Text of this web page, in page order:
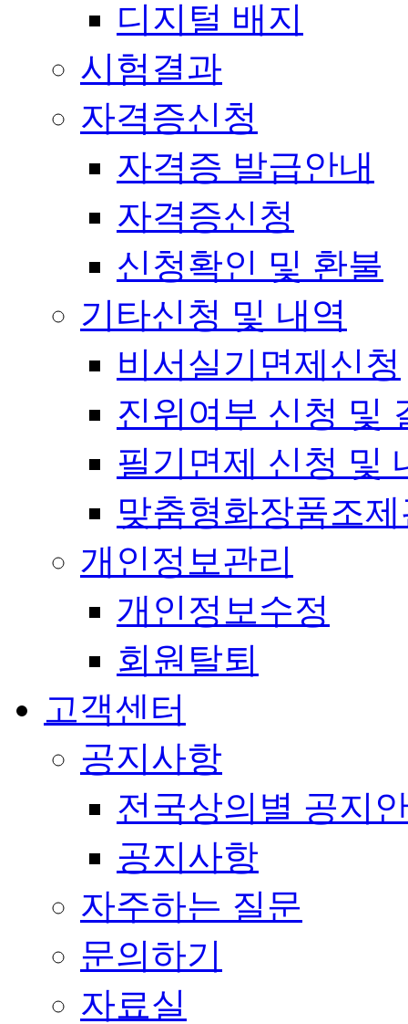
디지털 배지
시험결과
자격증신청
자격증 발급안내
자격증신청
신청확인 및 환불
기타신청 및 내역
비서실기면제신청
진위여부 신청 및
필기면제 신청 및
맞춤형화장품조
개인정보관리
개인정보수정
회원탈퇴
고객센터
공지사항
전국상의별 공지
공지사항
자주하는 질문
문의하기
자료실